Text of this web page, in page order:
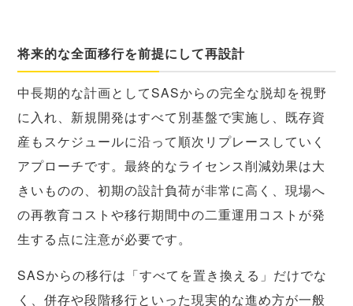
将来的な全面移行を前提にして再設計
中長期的な計画としてSASからの完全な脱却を視野
に入れ、新規開発はすべて別基盤で実施し、既存資
産もスケジュールに沿って順次リプレースしていく
アプローチです。最終的なライセンス削減効果は大
きいものの、初期の設計負荷が非常に高く、現場へ
の再教育コストや移行期間中の二重運用コストが発
生する点に注意が必要です。
SASからの移行は「すべてを置き換える」だけでな
く、併存や段階移行といった現実的な進め方が一般